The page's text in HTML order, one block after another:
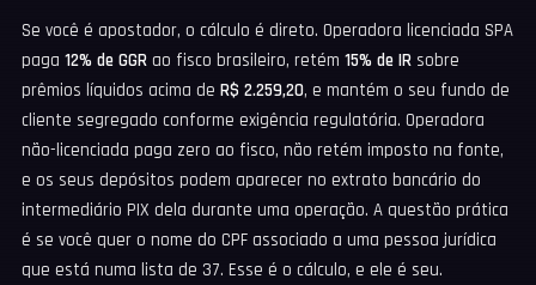
Se você é apostador, o cálculo é direto. Operadora licenciada SPA
paga 12% de GGR ao fisco brasileiro, retém 15% de IR sobre
prêmios líquidos acima de R$ 2.259,20, e mantém o seu fundo de
cliente segregado conforme exigência regulatória. Operadora
não-licenciada paga zero ao fisco, não retém imposto na fonte,
e os seus depósitos podem aparecer no extrato bancário do
intermediário PIX dela durante uma operação. A questão prática
é se você quer o nome do CPF associado a uma pessoa jurídica
que está numa lista de 37. Esse é o cálculo, e ele é seu.